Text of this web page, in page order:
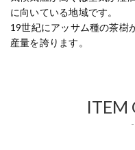
に向いている地域です。
19世紀にアッサム種の茶樹
産量を誇ります。
ITEM